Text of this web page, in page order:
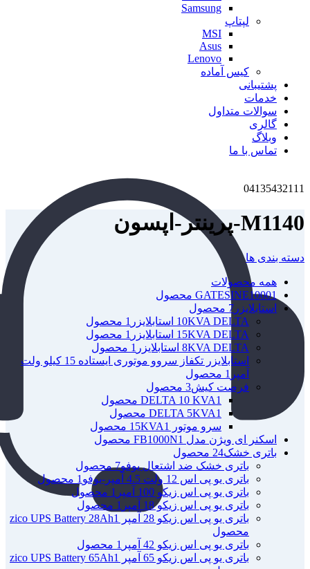
Samsung
لپتاپ
MSI
Asus
Lenovo
کیس آماده
پشتیبانی
خدمات
سوالات متداول
گالری
وبلاگ
تماس با ما
04135432111
M1140-پرینتر-اپسون
دسته بندی ها
همه محصولات
GATESINE10001 محصول
استابلایزر 7 محصول
10KVA DELTA استابلایزر
1 محصول
15KVA DELTA استابلایزر
1 محصول
8KVA DELTA استابلایزر
1 محصول
استابلایزر تکفاز سروو موتوری ایستاده 15 کیلو ولت
آمپر 1 محصول
فرصت کیش3 محصول
DELTA 10 KVA1 محصول
DELTA 5KVA1 محصول
سرو موتور 15KVA
1 محصول
اسکنر ای ویژن مدل FB1000N 1 محصول
باتری خشک24 محصول
باتری خشک ضد اشتعال یوفو7 محصول
باتری یو پی اس 12 ولت 4.5 آمپر-یوفو
1 محصول
باتری یو پی اس زیکو 100 آمپر
1 محصول
باتری یو پی اس زیکو 18 آمپر
1 محصول
باتری یو پی اس زیکو 28 آمپر zico UPS Battery 28Ah
1
محصول
باتری یو پی اس زیکو 42 آمپر
1 محصول
باتری یو پی اس زیکو 65 آمپر zico UPS Battery 65Ah
1